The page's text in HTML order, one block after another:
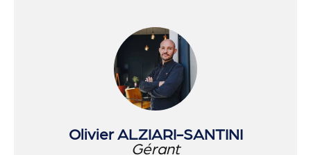
Olivier ALZIARI-SANTINI
Gérant